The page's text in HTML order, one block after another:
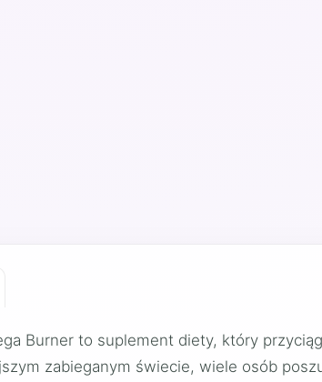
Burner to suplement diety, który
zabieganym świecie, wiele osób